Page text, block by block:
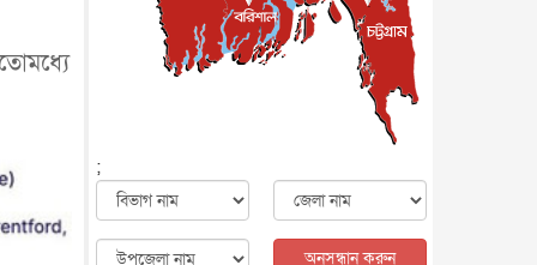
এবার ওটিটিতে মুক্তি পেল ‘মালিক’
বিনোদন ৮ আগস্ট, ২০২৬
রিয়ালকে ‘না’ বলা রদ্রির জন্য
বার্সার কাছে কত চাইল ম্যানসিটি
শিল্পকলায় চলচ্চিত্র উৎসব, বিনা
মূল্যে দেখা যাবে ৬ সিনেমা
বিনোদন
;
অনুসন্ধান করুন